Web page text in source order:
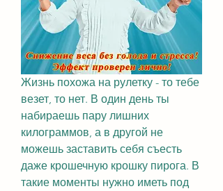
Жизнь похожа на рулетку - то тебе
везет, то нет. В один день ты
набираешь пару лишних
килограммов, а в другой не
можешь заставить себя съесть
даже крошечную крошку пирога. В
такие моменты нужно иметь под